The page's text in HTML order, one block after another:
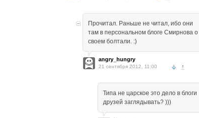
Прочитал. Раньше не читал, ибо они
там в персональном блоге Смирнова о
своем болтали. :)
angry_hungry
21 сентября 2012, 11:00 ↑
Типа не царское это дело в блоги
друзей заглядывать? )))